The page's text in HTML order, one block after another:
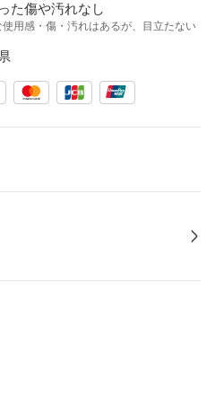
た傷や汚れなし
使用感・傷・汚れはあるが、目立たない